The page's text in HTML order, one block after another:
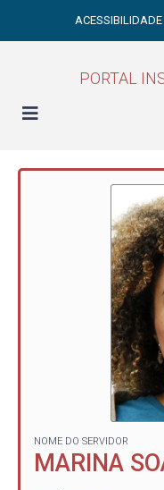
ACESSIBILIDADE
PORTAL
NOME DO SERVIDOR
MARINA